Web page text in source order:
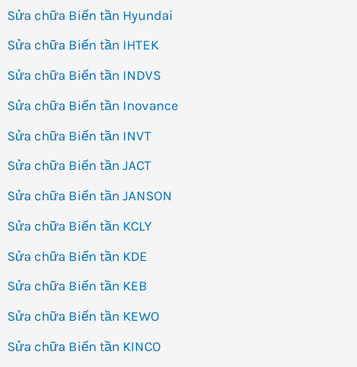
Sửa chữa Biến tần Hyundai
Sửa chữa Biến tần IHTEK
Sửa chữa Biến tần INDVS
Sửa chữa Biến tần Inovance
Sửa chữa Biến tần INVT
Sửa chữa Biến tần JACT
Sửa chữa Biến tần JANSON
Sửa chữa Biến tần KCLY
Sửa chữa Biến tần KDE
Sửa chữa Biến tần KEB
Sửa chữa Biến tần KEWO
Sửa chữa Biến tần KINCO